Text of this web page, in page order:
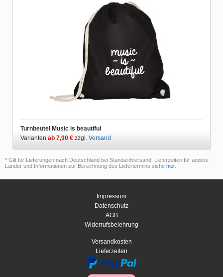
Turnbeutel Music is beautiful
Varianten ab 7,90 € zzgl. Versand
* Gilt für Lieferungen nach Deutschland bei Standardversand. Lieferzeiten für andere
Länder und Informationen zur Berechnung des Liefertermins siehe hier.
Impressum
Datenschutz
AGB
Widerrufsbelehrung
Versandkosten
Lieferzeiten